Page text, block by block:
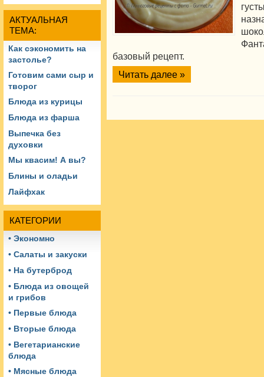
АКТУАЛЬНАЯ
ТЕМА:
Как сэкономить на
застолье?
Готовим сами сыр и
творог
Блюда из курицы
Блюда из фарша
Выпечка без
духовки
Мы квасим! А вы?
Блины и оладьи
Лайфхак
КАТЕГОРИИ
• Экономно
• Салаты и закуски
• На бутерброд
• Блюда из овощей
и грибов
• Первые блюда
• Вторые блюда
• Вегетарианские
блюда
• Мясные блюда
базовый рецепт.
Читать далее »